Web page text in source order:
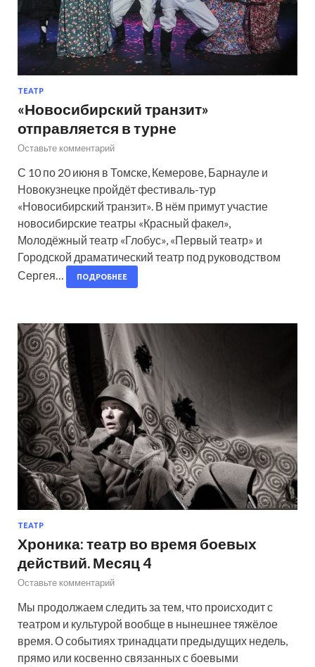
ТЕАТР
«Новосибирский транзит»
отправляется в турне
Оставьте комментарий
С 10 по 20 июня в Томске, Кемерове, Барнауле и
Новокузнецке пройдёт фестиваль-тур
«Новосибирский транзит». В нём примут участие
новосибирские театры «Красный факел»,
Молодёжный театр «Глобус», «Первый театр» и
Городской драматический театр под руководством
Сергея…
ПОДРОБНЕЕ
ТЕАТР
Хроника: театр во время боевых
действий. Месяц 4
Оставьте комментарий
Мы продолжаем следить за тем, что происходит с
театром и культурой вообще в нынешнее тяжёлое
время. О событиях тринадцати предыдущих недель,
прямо или косвенно связанных с боевыми